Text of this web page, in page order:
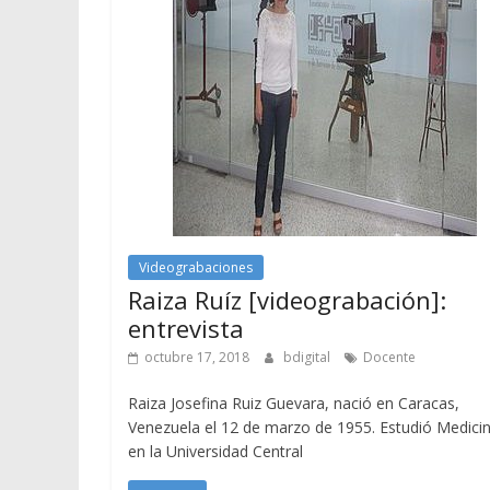
Videograbaciones
Raiza Ruíz [videograbación]:
entrevista
octubre 17, 2018 bdigital Docente
Raiza Josefina Ruiz Guevara, nació en Caracas,
Venezuela el 12 de marzo de 1955. Estudió
en la Universidad Central